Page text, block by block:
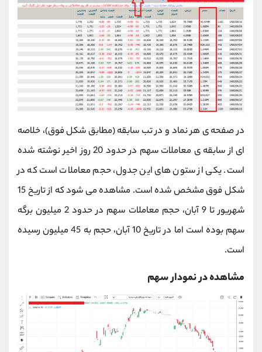
در صفحه ی هر نماد و در تب سابقه (مطابق شکل فوق)، خلاصه
ای از سابقه ی معاملات سهم در حدود 20 روز اخیر نوشته شده
است. یکی از ستون های این جدول، حجم معاملات است که در
شکل فوق مشخص شده است. مشاهده می شود که از تاریخ 15
شهریور تا 9 آبان، حجم معاملات سهم در حدود 2 میلیون برگه
سهم بوده است اما در تاریخ 10 آبان، حجم به 45 میلیون رسیده
است.
مشاهده در نمودار سهم